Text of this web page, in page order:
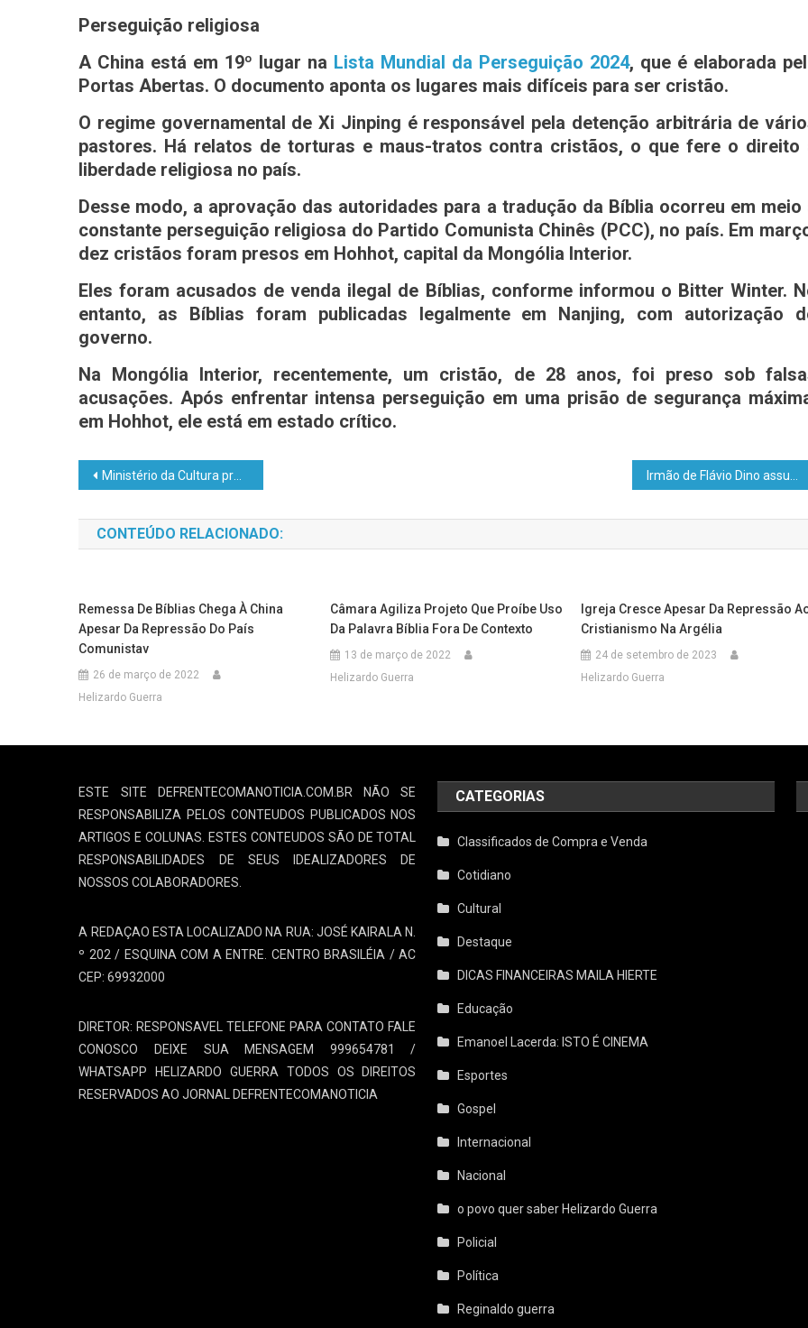
Perseguição religiosa
A China está em 19º lugar na Lista Mundial da Perseguição 2024, que é elaborada
Portas Abertas. O documento aponta os lugares mais difíceis para ser cristão.
O regime governamental de Xi Jinping é responsável pela detenção arbitrária de
pastores. Há relatos de torturas e maus-tratos contra cristãos, o que fere o direito
liberdade religiosa no país.
Desse modo, a aprovação das autoridades para a tradução da Bíblia ocorreu em meio
constante perseguição religiosa do Partido Comunista Chinês (PCC), no país. Em
dez cristãos foram presos em Hohhot, capital da Mongólia Interior.
Eles foram acusados de venda ilegal de Bíblias, conforme informou o Bitter Winter.
entanto, as Bíblias foram publicadas legalmente em Nanjing, com autorização
governo.
Na Mongólia Interior, recentemente, um cristão, de 28 anos, foi preso sob
acusações. Após enfrentar intensa perseguição em uma prisão de segurança
em Hohhot, ele está em estado crítico.
Ministério da Cultura propõe “formação para uso da linguagem neutra”
CONTEÚDO RELACIONADO:
Remessa De Bíblias Chega À China
Apesar Da Repressão Do País
Comunistav
26 de março de 2022
Helizardo Guerra
Câmara Agiliza Projeto Que Proíbe Uso
Da Palavra Bíblia Fora De Contexto
13 de março de 2022
Helizardo Guerra
Igreja Cresce Apesar Da Repressão
Cristianismo Na Argélia
24 de setembro de 2023
Helizardo Guerra
ESTE SITE DEFRENTECOMANOTICIA.COM.BR NÃO SE
RESPONSABILIZA PELOS CONTEUDOS PUBLICADOS NOS
ARTIGOS E COLUNAS. ESTES CONTEUDOS SÃO DE TOTAL
RESPONSABILIDADES DE SEUS IDEALIZADORES DE
NOSSOS COLABORADORES.
A REDAÇAO ESTA LOCALIZADO NA RUA: JOSÉ KAIRALA N.
º 202 / ESQUINA COM A ENTRE. CENTRO BRASILÉIA / AC
CEP: 69932000
DIRETOR: RESPONSAVEL TELEFONE PARA CONTATO FALE
CONOSCO DEIXE SUA MENSAGEM 999654781 /
WHATSAPP HELIZARDO GUERRA TODOS OS DIREITOS
RESERVADOS AO JORNAL DEFRENTECOMANOTICIA
CATEGORIAS
Classificados de Compra e Venda
Cotidiano
Cultural
Destaque
DICAS FINANCEIRAS MAILA HIERTE
Educação
Emanoel Lacerda: ISTO É CINEMA
Esportes
Gospel
Internacional
Nacional
o povo quer saber Helizardo Guerra
Policial
Política
Reginaldo guerra